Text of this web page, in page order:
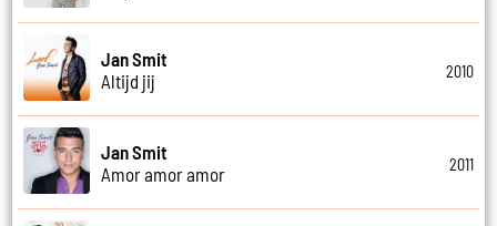
Jan Smit
Altijd jij
2010
Jan Smit
Amor amor amor
2011